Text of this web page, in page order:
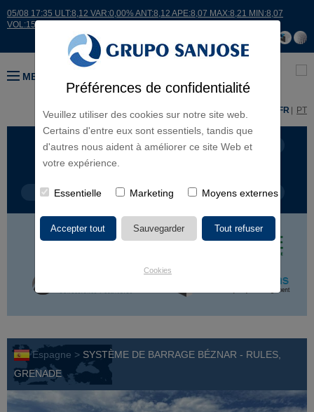
Préférences de confidentialité
Veuillez utiliser des cookies sur notre site web.
Certains d'entre eux sont essentiels, tandis que
d'autres nous aident à améliorer ce site Web et
votre expérience.
Essentielle Marketing Moyens externes
Cookies
05/08 17:35 ULT:8,12 VAR:0,00% ANT:8,12 APE:8,07 MAX:8,21 MIN:8,07
VOL:15007
MENU
ES FR PT
LIGNES D'ACTIVITÉ CONTINENTS
TYPE DE PROJET NOM DU PROJET
Espagne > SYSTÈME DE BARRAGE BÉZNAR - RULES,
GRENADE